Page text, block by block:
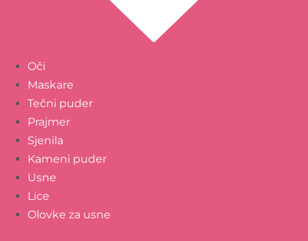
Oči
Maskare
Tečni puder
Prajmer
Sjenila
Kameni puder
Usne
Lice
Olovke za usne